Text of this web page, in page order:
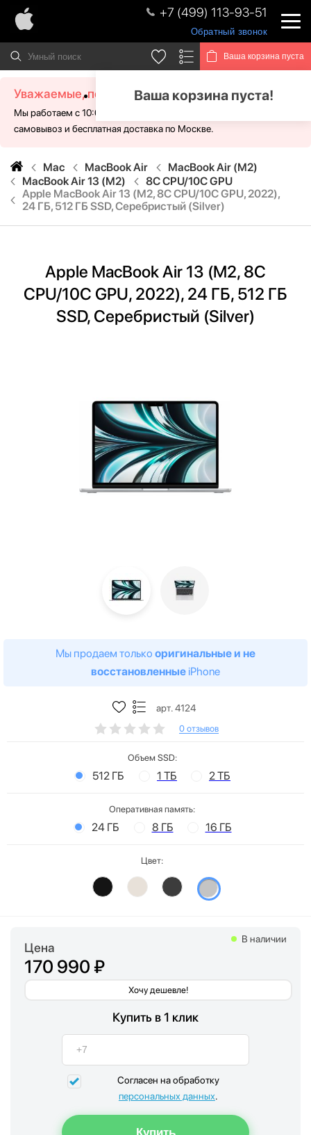
+7 (499) 113-93-51
Обратный звонок
Ваша корзина пуста
Ваша корзина пуста!
Уважаемые, посетители!
Мы работаем с 10:00 - 21:00 без выходных. Для Вас доступен
самовывоз и бесплатная доставка по Москве.
Mac MacBook Air
MacBook Air (M2)
MacBook Air 13 (M2)
8C CPU/10C GPU
Apple MacBook Air 13 (M2, 8C CPU/10C GPU, 2022),
24 ГБ, 512 ГБ SSD, Cеребристый (Silver)
Apple MacBook Air 13 (M2, 8C
CPU/10C GPU, 2022), 24 ГБ, 512 ГБ
SSD, Cеребристый (Silver)
Мы продаем только оригинальные и не
восстановленные iPhone
арт. 4124
0 отзывов
Объем SSD:
512 ГБ 1 ТБ 2 ТБ
Оперативная память:
24 ГБ 8 ГБ 16 ГБ
Цвет:
Цена
170 990 ₽
Хочу дешевле!
В наличии
Купить в 1 клик
Согласен на обработку
персональных данных.